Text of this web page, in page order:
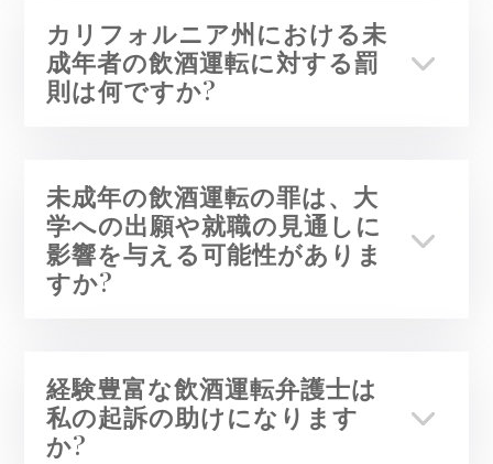
カリフォルニア州における未
成年者の飲酒運転に対する罰
則は何ですか?
未成年の飲酒運転の罪は、大
学への出願や就職の見通しに
影響を与える可能性がありま
すか?
経験豊富な飲酒運転弁護士は
私の起訴の助けになります
か?